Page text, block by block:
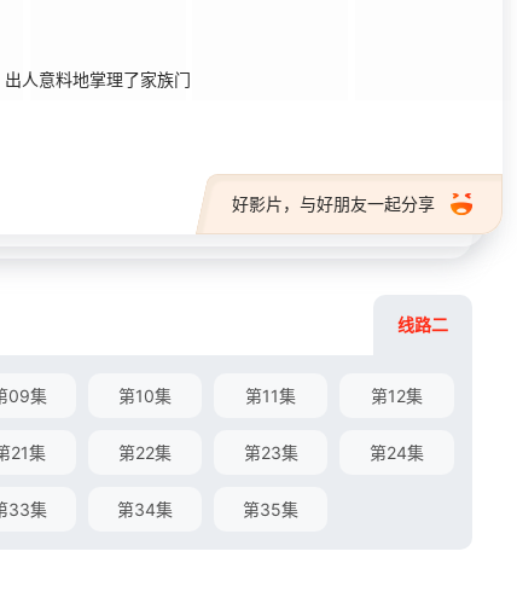
人意料地掌理了家族门
好影片，与好朋友一起分享
线路二
09集 第10集 第11集 第12集
21集 第22集 第23集 第24集
33集 第34集 第35集